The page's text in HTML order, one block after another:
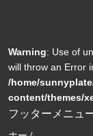
Warning: Use of
will throw an Error
/home/
content/themes/
フッターメニュ